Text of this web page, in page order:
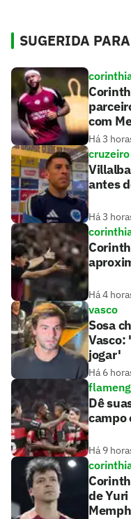
SUGERIDA
com
Há 3
cruzeiro
antes
Há 3
Há 4
vasco
Sosa
Vasco:
jogar'
Há 6
Dê
campo
Há 9
de